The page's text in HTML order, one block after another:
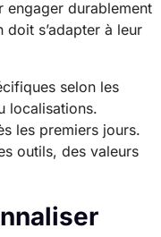
engager durablement
doit s’adapter à leur
selon les
localisations.
les premiers jours.
outils, des valeurs